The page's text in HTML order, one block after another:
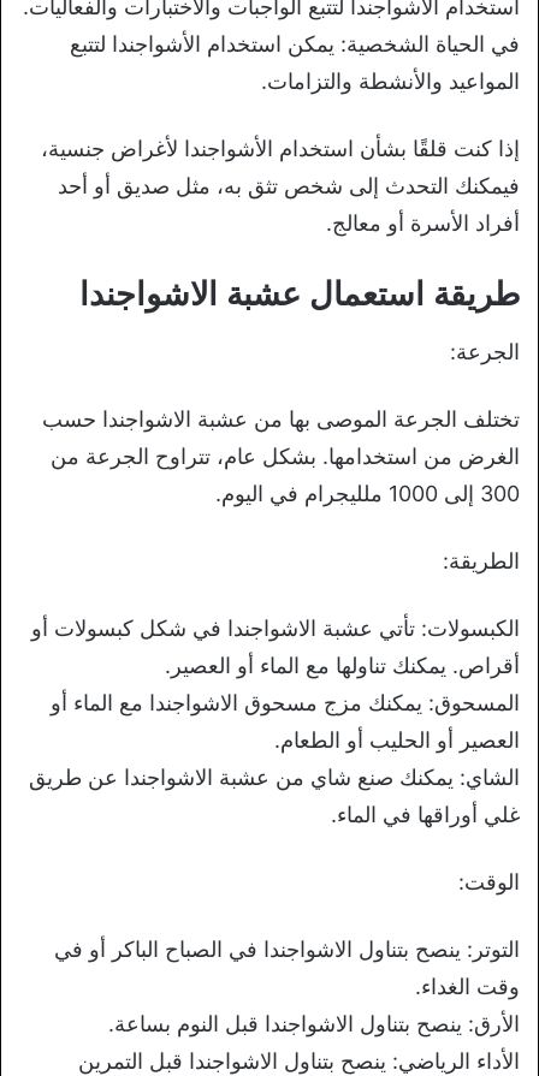
استخدام الأشواجندا لتتبع الواجبات والاختبارات والفعاليات.
في الحياة الشخصية: يمكن استخدام الأشواجندا لتتبع
المواعيد والأنشطة والتزامات.
إذا كنت قلقًا بشأن استخدام الأشواجندا لأغراض جنسية،
فيمكنك التحدث إلى شخص تثق به، مثل صديق أو أحد
أفراد الأسرة أو معالج.
طريقة استعمال عشبة الاشواجندا
الجرعة:
تختلف الجرعة الموصى بها من عشبة الاشواجندا حسب
الغرض من استخدامها. بشكل عام، تتراوح الجرعة من
300 إلى 1000 ملليجرام في اليوم.
الطريقة:
الكبسولات: تأتي عشبة الاشواجندا في شكل كبسولات أو
أقراص. يمكنك تناولها مع الماء أو العصير.
المسحوق: يمكنك مزج مسحوق الاشواجندا مع الماء أو
العصير أو الحليب أو الطعام.
الشاي: يمكنك صنع شاي من عشبة الاشواجندا عن طريق
غلي أوراقها في الماء.
الوقت:
التوتر: ينصح بتناول الاشواجندا في الصباح الباكر أو في
وقت الغداء.
الأرق: ينصح بتناول الاشواجندا قبل النوم بساعة.
الأداء الرياضي: ينصح بتناول الاشواجندا قبل التمرين